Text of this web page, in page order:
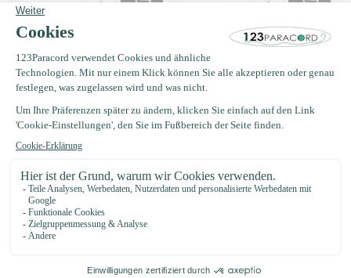
Erhalten Sie Nachrichten?
123Paracord